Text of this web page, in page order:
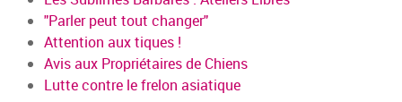
"Parler peut tout changer"
Attention aux tiques !
Avis aux Propriétaires de Chiens
Lutte contre le frelon asiatique